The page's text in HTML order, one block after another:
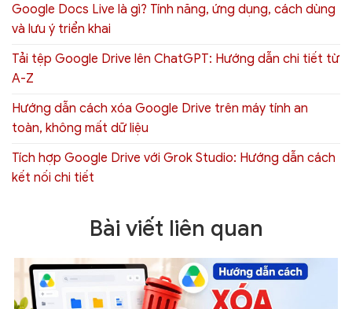
Google Docs Live là gì? Tính năng, ứng dụng, cách dùng
và lưu ý triển khai
Tải tệp Google Drive lên ChatGPT: Hướng dẫn chi tiết từ
A-Z
Hướng dẫn cách xóa Google Drive trên máy tính an
toàn, không mất dữ liệu
Tích hợp Google Drive với Grok Studio: Hướng dẫn cách
kết nối chi tiết
Bài viết liên quan